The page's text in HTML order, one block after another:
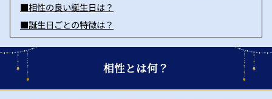
■相性の良い誕生日は？
■誕生日ごとの特徴は？
相性とは何？